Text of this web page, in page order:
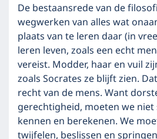
De bestaansrede van de
wegwerken van alles wat
plaats van te leren daar (in
leren leven, zoals een echt
vereist. Modder, haar en vuil
zoals Socrates ze blijft zien.
recht van de mens. Want
gerechtigheid, moeten we niet
kennen en berekenen. We
twijfelen, beslissen en